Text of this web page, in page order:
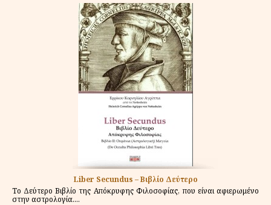
Liber Secundus – Βιβλίο Δεύτερο
Το Δεύτερο Βιβλίο της Απόκρυφης Φιλοσοφίας, που είναι αφιερωμένο
στην αστρολογία....